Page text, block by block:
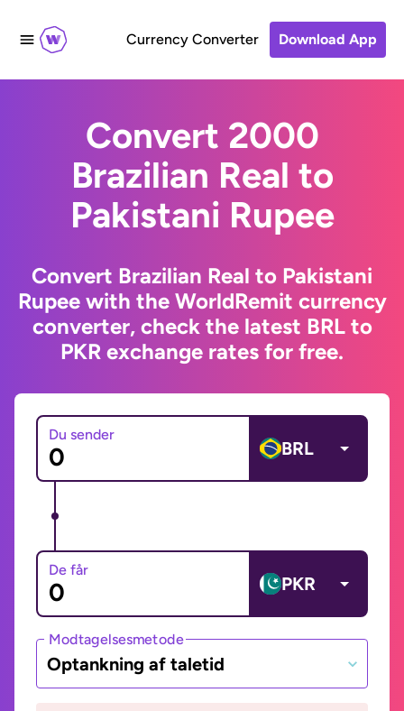
Currency Converter Download App
Convert 2000
Brazilian Real to
Pakistani Rupee
Convert Brazilian Real to Pakistani
Rupee with the WorldRemit currency
converter, check the latest BRL to
PKR exchange rates for free.
Du sender
BRL
De får
PKR
Modtagelsesmetode
Optankning af taletid